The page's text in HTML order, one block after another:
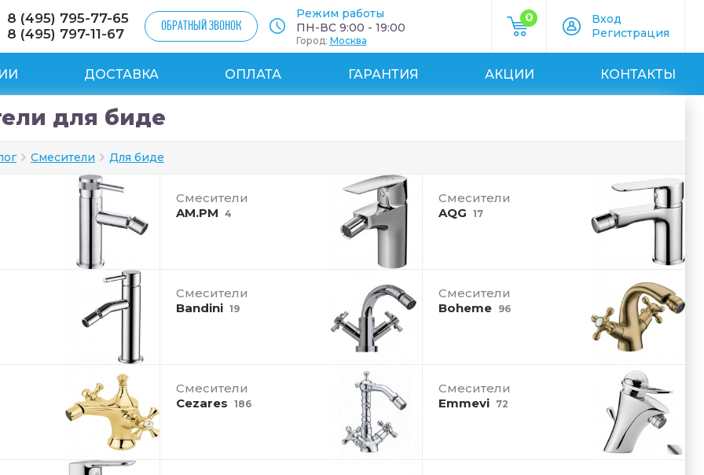
8 (495) 795-77-65
8 (495) 797-11-67
ОБРАТНЫЙ ЗВОНОК
Режим работы
ПН-ВС 9:00 - 19:00
Город: Москва
0
Вход
Регистрация
ДОСТАВКА ОПЛАТА ГАРАНТИЯ АКЦИИ КОНТАКТЫ
для биде
Смесители Для биде
Смесители
AM.PM 4
Смесители
AQG17
Смесители
Bandini 19
Смесители
Boheme 96
Смесители
Cezares 186
Смесители
Emmevi 72